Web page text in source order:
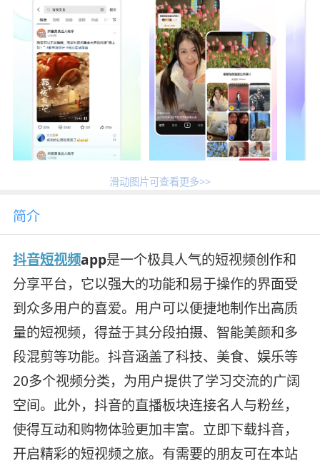
滑动图片可查看更多>>
简介
抖音短视频app是一个极具人气的短视频创作和
分享平台，它以强大的功能和易于操作的界面受
到众多用户的喜爱。用户可以便捷地制作出高质
量的短视频，得益于其分段拍摄、智能美颜和多
段混剪等功能。抖音涵盖了科技、美食、娱乐等
20多个视频分类，为用户提供了学习交流的广阔
空间。此外，抖音的直播板块连接名人与粉丝，
使得互动和购物体验更加丰富。立即下载抖音，
开启精彩的短视频之旅。有需要的朋友可在本站